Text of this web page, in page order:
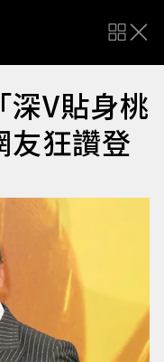
V貼身桃
友狂讚登